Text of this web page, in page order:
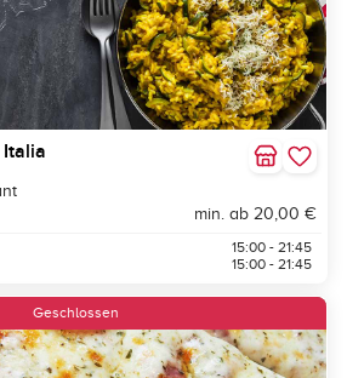
min. ab 20,00 €
15:00 - 21:45
15:00 - 21:45
Geschlossen